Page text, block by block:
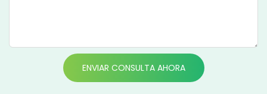
ENVIAR CONSULTA AHORA